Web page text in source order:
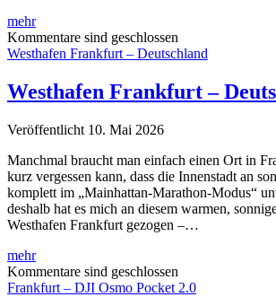
mehrWesthafen
Frankfurt
s/w
Deutschland
Kommentare sind geschlossen
Westhafen Frankfurt – Deutschland
Westhafen Frankfurt –
Veröffentlicht 10. Mai 2026
Manchmal braucht man einfach einen Ort in
kurz vergessen kann, dass die Innenstadt an
komplett im „Mainhattan-Marathon-Modus“
deshalb hat es mich an diesem warmen,
Westhafen Frankfurt gezogen –…
mehrWesthafen
Frankfurt
–
Kommentare sind geschlossen
Frankfurt – DJI Osmo Pocket 2.0